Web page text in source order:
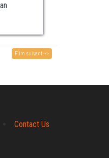
Film suivant -->
Contact Us